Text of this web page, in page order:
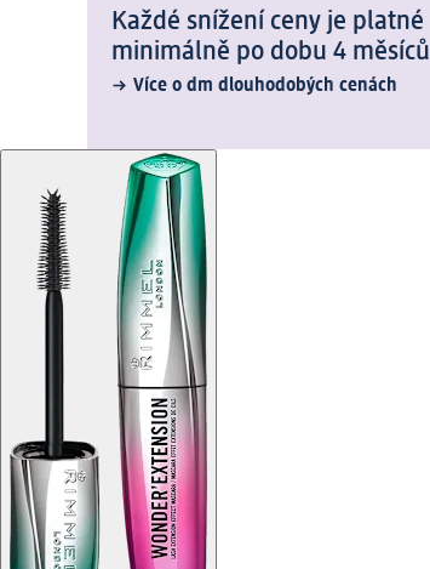
Každé snížení ceny je platné
minimálně po dobu 4 měsíců
Více o dm dlouhodobých cenách